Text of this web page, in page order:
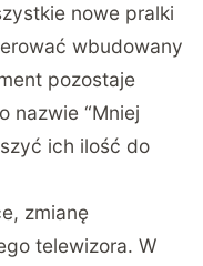
nowe pralki
wbudowany
pozostaje
nazwie “Mniej
ich ilość do
zmianę
telewizora. W